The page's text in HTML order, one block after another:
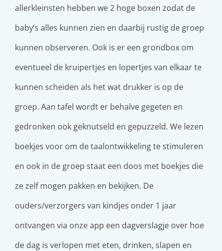
allerkleinsten hebben we 2 hoge boxen zodat de
baby’s alles kunnen zien en daarbij rustig de groep
kunnen observeren. Ook is er een grondbox om
eventueel de kruipertjes en lopertjes van elkaar te
kunnen scheiden als het wat drukker is op de
groep. Aan tafel wordt er behalve gegeten en
gedronken ook geknutseld en gepuzzeld. We lezen
boekjes voor om de taalontwikkeling te stimuleren
en ook in de groep staat een doos met boekjes die
ze zelf mogen pakken en bekijken. De
ouders/verzorgers van kindjes onder 1 jaar
ontvangen via onze app een dagverslagje over hoe
de dag is verlopen met eten, drinken, slapen en